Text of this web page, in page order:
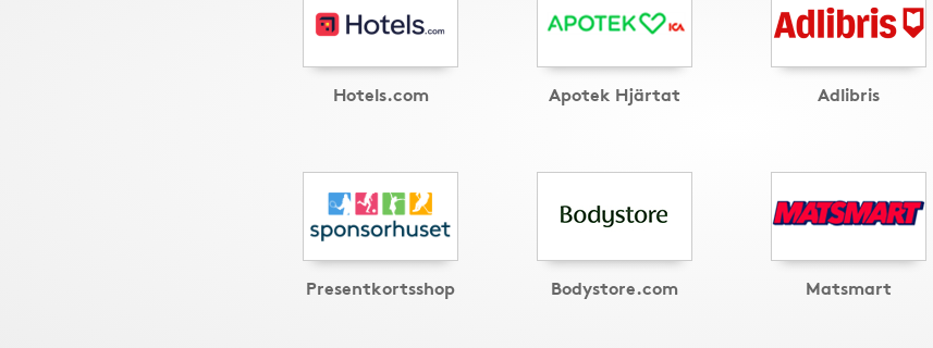
Hotels.com Apotek Hjärtat Adlibris
Presentkortsshop Bodystore.com Matsmart